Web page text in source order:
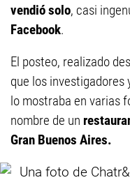
vendió solo, casi
Facebook.
El posteo, realizado
que los
lo mostraba en varias
nombre de un
Gran Buenos Aires.